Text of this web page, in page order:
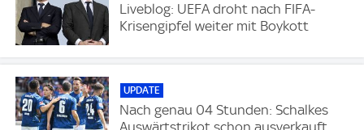
Liveblog: UEFA droht nach FIFA-
Krisengipfel weiter mit Boykott
UPDATE
Nach genau 04 Stunden: Schalkes